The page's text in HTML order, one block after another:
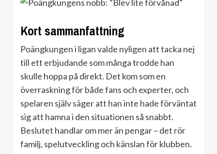
Kort sammanfattning
Poängkungen i ligan valde nyligen att tacka nej
till ett erbjudande som många trodde han
skulle hoppa på direkt. Det kom som en
överraskning för både fans och experter, och
spelaren själv säger att han inte hade förväntat
sig att hamna i den situationen så snabbt.
Beslutet handlar om mer än pengar – det rör
familj, spelutveckling och känslan för klubben.